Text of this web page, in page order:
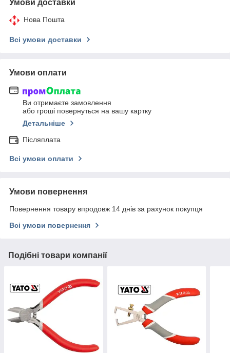
Умови доставки
Нова Пошта
Всі умови доставки
Умови оплати
Ви отримаєте замовлення
або гроші повернуться на вашу картку
Детальніше
Післяплата
Всі умови оплати
Умови повернення
Повернення товару впродовж 14 днів за рахунок покупця
Всі умови повернення
Подібні товари компанії